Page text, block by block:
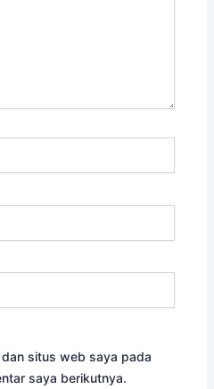
dan situs web saya pada
saya berikutnya.